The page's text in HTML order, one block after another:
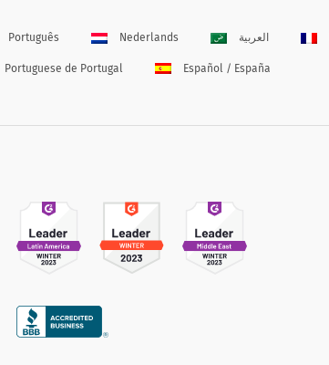
Português Nederlands العربية
Portuguese de Portugal Español / España